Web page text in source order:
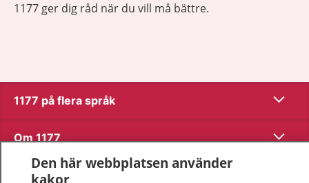
1177 ger dig råd när du vill må bättre.
1177 på flera språk Visa
Om 1177 Visa
Kontakt
Den här webbplatsen använder
kakor